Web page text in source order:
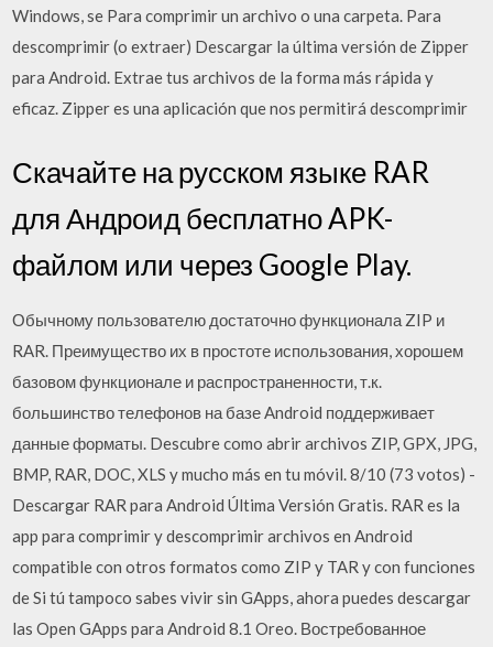
Windows, se Para comprimir un archivo o una carpeta. Para
descomprimir (o extraer) Descargar la última versión de Zipper
para Android. Extrae tus archivos de la forma más rápida y
eficaz. Zipper es una aplicación que nos permitirá descomprimir
Скачайте на русском языке RAR
для Андроид бесплатно APK-
файлом или через Google Play.
Обычному пользователю достаточно функционала ZIP и
RAR. Преимущество их в простоте использования, хорошем
базовом функционале и распространенности, т.к.
большинство телефонов на базе Android поддерживает
данные форматы. Descubre como abrir archivos ZIP, GPX, JPG,
BMP, RAR, DOC, XLS y mucho más en tu móvil. 8/10 (73 votos) -
Descargar RAR para Android Última Versión Gratis. RAR es la
app para comprimir y descomprimir archivos en Android
compatible con otros formatos como ZIP y TAR y con funciones
de Si tú tampoco sabes vivir sin GApps, ahora puedes descargar
las Open GApps para Android 8.1 Oreo. Востребованное